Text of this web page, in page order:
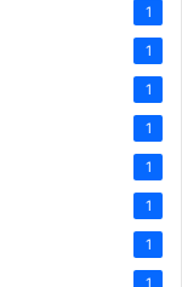
1
1
1
1
1
1
1